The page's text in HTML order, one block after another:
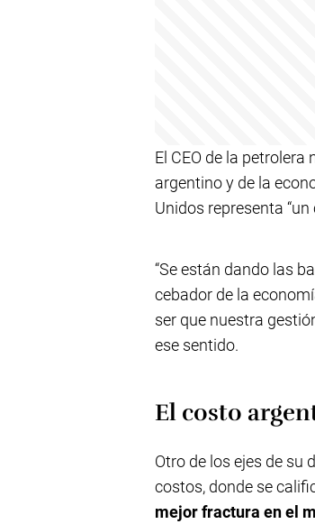
El CEO de la
argentino y de la
Unidos representa
“Se están dando las
cebador de la
ser que nuestra
ese sentido.
El costo
Otro de los ejes de su
costos, donde se
mejor fractura en el